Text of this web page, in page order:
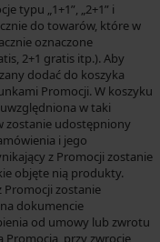
typu „1+1”, „2+1” i
do towarów, które w
oznaczone
2+1 gratis itp.). Aby
dodać do koszyka
Promocji. W koszyku
w taki
zostanie udostępniony
i jego
z Promocji zostanie
objęte nią produkty.
Promocji zostanie
dokumencie
od umowy lub zwrotu
Promocja, przy zwrocie